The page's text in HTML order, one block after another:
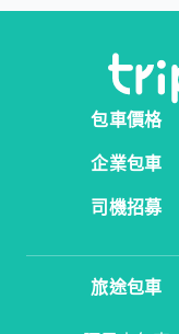
包車價格
企業包車
司機招募
旅途包車